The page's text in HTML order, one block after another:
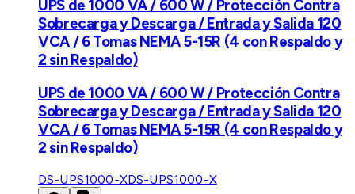
UPS de 1000 VA / 600 W / Protección Contra
Sobrecarga y Descarga / Entrada y Salida 120
VCA / 6 Tomas NEMA 5-15R (4 con Respaldo y
2 sin Respaldo)
UPS de 1000 VA / 600 W / Protección Contra
Sobrecarga y Descarga / Entrada y Salida 120
VCA / 6 Tomas NEMA 5-15R (4 con Respaldo y
2 sin Respaldo)
DS-UPS1000-XDS-UPS1000-X